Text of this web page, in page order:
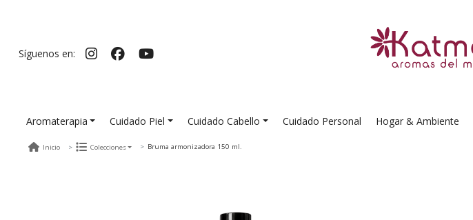
Síguenos en:
Aromaterapia Cuidado Piel Cuidado Cabello Cuidado Personal Hogar & Ambiente
Inicio Colecciones Bruma armonizadora 150 ml.